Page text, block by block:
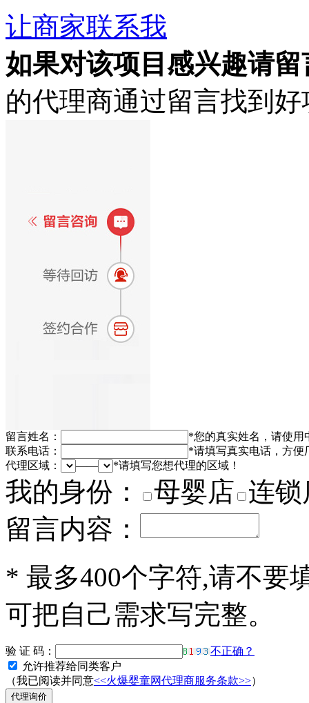
让商家联系我
如果对该项目感兴趣请留
的代理商通过留言找到
留言姓名： *您的真实姓名，请使用
联系电话：
*请填写真实电话，方便
代理区域：
—— *请填写您想代理的区域！
我的身份： 母婴店 连锁
留言内容：
* 最多400个字符,请不要
可把自己需求写完整。
验 证 码：
不正确？
允许推荐给同类客户
（我已阅读并同意<<火爆婴童网代理商服务条款>>）